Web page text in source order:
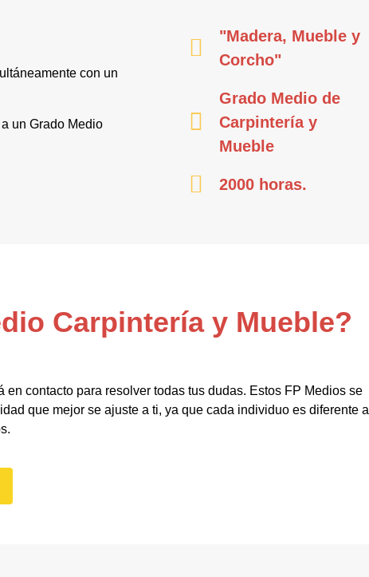
con un
un Grado Medio
"Madera, Mueble y
Corcho"
Grado Medio de
Carpintería y
Mueble
2000 horas.
Carpintería y Mueble?
contacto para resolver todas tus dudas. Estos FP Medios se
que mejor se ajuste a ti, ya que cada individuo es diferente al